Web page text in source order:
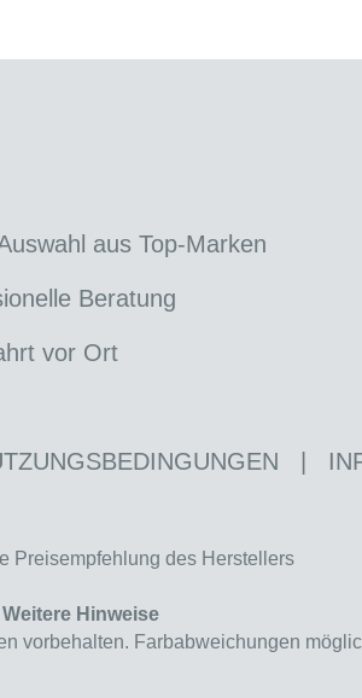
aus Top-Marken
Beratung
vor Ort
Preisempfehlung des Herstellers
Weitere Hinweise
vorbehalten. Farbabweichungen